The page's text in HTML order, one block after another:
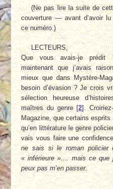
(Ne pas lire la suite de
couverture — avant d’avoir
ce numéro.)
LECTEURS,
Que vous avais-je prédit
maintenant que j’avais
mieux que dans Mystère-
besoin d’évasion ? Je crois
sélection heureuse
maîtres du genre[2] .
Magazine, que certains esprits
qu’en littérature le genre
vais vous faire une
ne sais si le roman policier
« inférieure ».... mais ce que
peux pas m’en passer.